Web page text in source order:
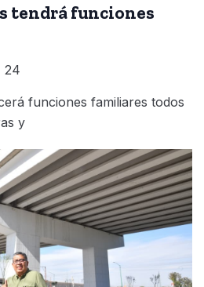
tendrá funciones
24
funciones familiares todos
y